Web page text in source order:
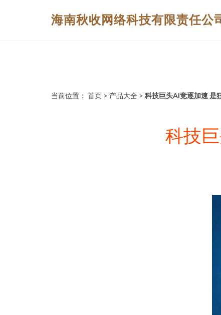
海南秋收网络科技有限责任公
当前位置： 首页 > 产品大全 > 科技巨头AI竞逐加速 是
科技